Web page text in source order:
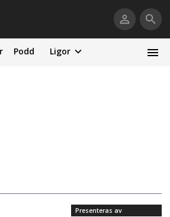
Podd Ligor
Presenteras av